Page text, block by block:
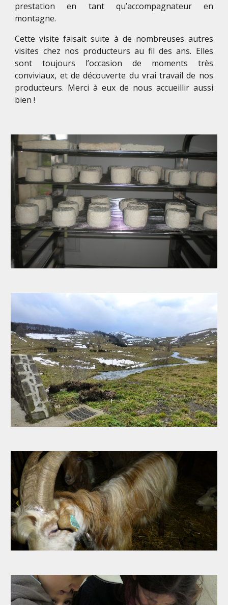
prestation en tant qu’accompagnateur en
montagne.
Cette visite faisait suite à de nombreuses autres
visites chez nos producteurs au fil des ans. Elles
sont toujours l’occasion de moments très
conviviaux, et de découverte du vrai travail de nos
producteurs. Merci à eux de nous accueillir aussi
bien !